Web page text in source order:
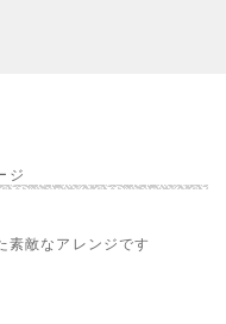
ジ
素敵なアレンジです